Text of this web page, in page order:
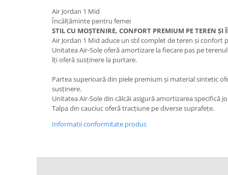
Air Jordan 1 Mid
Încălțăminte pentru femei
STIL CU MOȘTENIRE, CONFORT PREMIUM PE TEREN ȘI
Air Jordan 1 Mid aduce un stil complet de teren și confort
Unitatea Air-Sole oferă amortizare la fiecare pas pe
îți oferă susținere la purtare.
Partea superioară din piele premium și material sintetic
susținere.
Unitatea Air-Sole din călcâi asigură amortizarea specifică
Talpa din cauciuc oferă tracțiune pe diverse suprafețe.
Informatii conformitate produs